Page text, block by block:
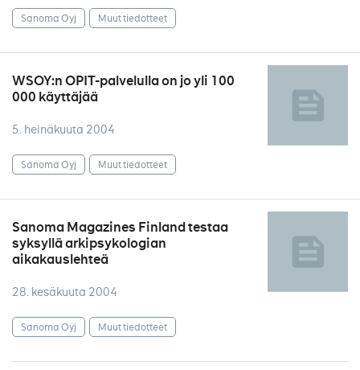
Sanoma Oyj Muut tiedotteet
WSOY:n OPIT-palvelulla on jo yli 100
000 käyttäjää
5. heinäkuuta 2004
Sanoma Oyj Muut tiedotteet
Sanoma Magazines Finland testaa
syksyllä arkipsykologian
aikakauslehteä
28. kesäkuuta 2004
Sanoma Oyj Muut tiedotteet